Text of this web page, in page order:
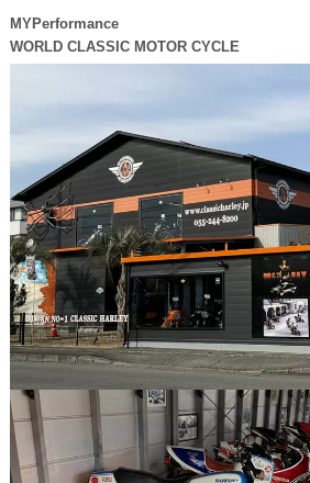
MYPerformance
WORLD CLASSIC MOTOR CYCLE